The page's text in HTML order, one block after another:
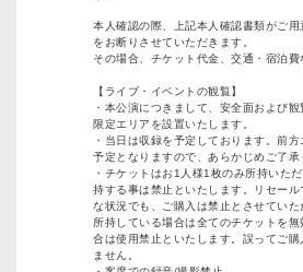
本人確認の際、上記本人確認書類がご
をお断りさせていただきます。
その場合、チケット代金、交通・宿泊費
【ライブ・イベントの観覧】
・本公演につきまして、安全面および
限定エリアを設置いたします。
・当日は収録を予定しております。前
予定となりますので、あらかじめご了承
・チケットはお1人様1枚のみ所持いた
持する事は禁止といたします。リセー
な状況でも、ご購入は禁止とさせてい
所持している場合は全てのチケットを
合は使用禁止といたします。誤ってご購
ません。